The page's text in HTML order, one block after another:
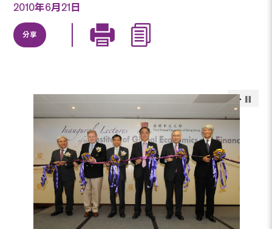
2010年6月21日
分享